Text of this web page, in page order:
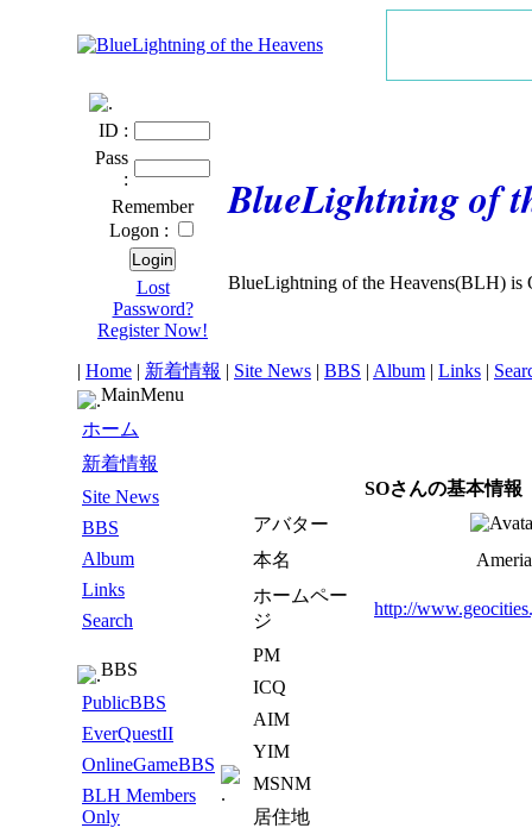
ID :
Pass
:
Remember
Logon :
Lost
Password?
Register Now!
BlueLightning of
BlueLightning of the Heavens(BLH) is
| Home | 新着情報 | Site News | BBS | Album | Links |
MainMenu
ホーム
新着情報
Site News
BBS
Album
Links
Search
BBS
PublicBBS
EverQuestII
OnlineGameBBS
BLH Members
Only
SOさんの基本情報
アバター
本名
Ameria
ホームペー
ジ
http://
PM
ICQ
AIM
YIM
MSNM
居住地